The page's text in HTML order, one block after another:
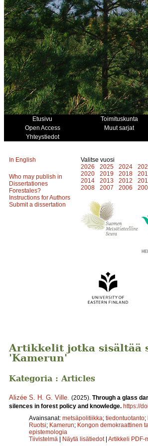
Etusivu
Toimituskunta
Open Access
Muut sarjat
Yhteystiedot
In English
Who may publish in
Dissertationes
Forestales?
Instructions for Authors
Submit a dissertation
Valitse vuosi
2026
2025 2024
2020
2019 2018
2014
2013 2012
2008
2007 2006
Artikkelit jotka sisältää
'Kamerun'
Kategoria : Articles
Alizée S. H. G. Ville (2025). Through a glass
silences in forest policy and knowledge. https://
Avainsanat: metsäpolitiikka; tiedontuotanto;
Ruotsi; Kamerun; Kongon demokraattinen
epistemologia
Tiivistelmä | Näytä lisätiedot | Artikkeli PDF-